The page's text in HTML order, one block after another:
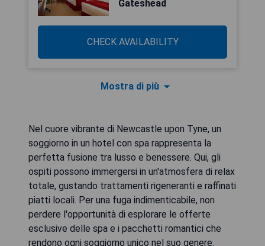
Gateshead
CHECK AVAILABILITY
Mostra di più
Nel cuore vibrante di Newcastle upon Tyne, un
soggiorno in un hotel con spa rappresenta la
perfetta fusione tra lusso e benessere. Qui, gli
ospiti possono immergersi in un'atmosfera di relax
totale, gustando trattamenti rigeneranti e raffinati
piatti locali. Per una fuga indimenticabile, non
perdere l'opportunità di esplorare le offerte
esclusive delle spa e i pacchetti romantici che
rendono ogni soggiorno unico nel suo genere.